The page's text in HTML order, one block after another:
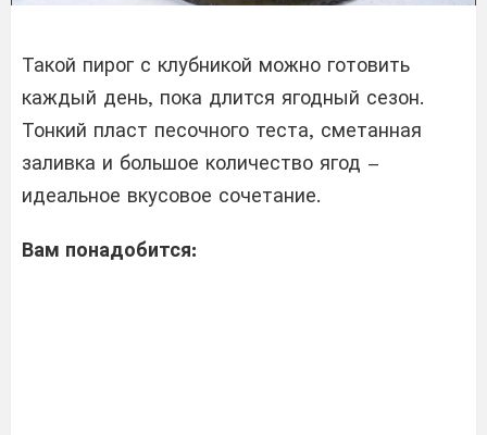
Такой пирог с клубникой можно готовить
каждый день, пока длится ягодный сезон.
Тонкий пласт песочного теста, сметанная
заливка и большое количество ягод –
идеальное вкусовое сочетание.
Вам понадобится: